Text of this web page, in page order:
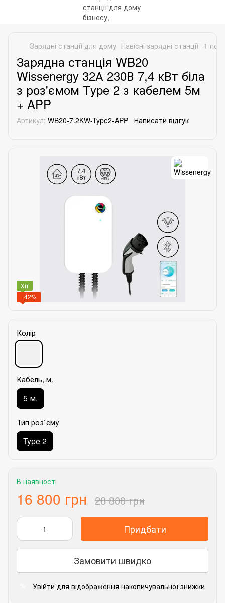
Зарядні станції для дому Навісні зарядні станції 1-
Зарядна станція WB20
Wissenergy 32А 230В 7,4 кВт біла
з роз'ємом Тype 2 з кабелем 5м
+ APP
Артикул: WB20-7.2KW-Type2-APP Написати відгук
Хіт
−42%
Колір
Кабель, м.
5 м.
Тип роз`єму
Type 2
В наявності
16 800 грн 28 800 грн
Придбати
Замовити швидко
Увійти для відображення накопичувальної знижки